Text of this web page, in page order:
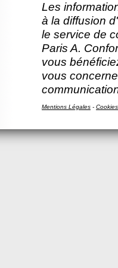
Les
à la diffusion
le service de
Paris A.
vous
vous
Mentions Légales - Cookies